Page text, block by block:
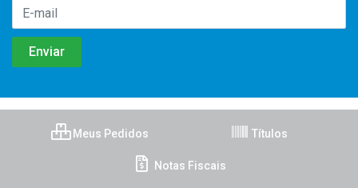
Meus Pedidos Títulos
Notas Fiscais